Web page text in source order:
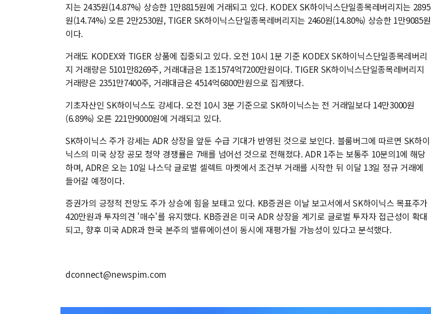
지는 2435원(14.87%) 상승한 1만8815원에 거래되고 있다. KODEX SK하이닉스단일종목레버리지는 2895
원(14.74%) 오른 2만2530원, TIGER SK하이닉스단일종목레버리지는 2460원(14.80%) 상승한 1만9085원
이다.
거래도 KODEX와 TIGER 상품에 집중되고 있다. 오전 10시 1분 기준 KODEX SK하이닉스단일종목레버리
지 거래량은 5101만8269주, 거래대금은 1조1574억7200만원이다. TIGER SK하이닉스단일종목레버리지
거래량은 2351만7400주, 거래대금은 4514억6800만원으로 집계됐다.
기초자산인 SK하이닉스도 강세다. 오전 10시 3분 기준으로 SK하이닉스는 전 거래일보다 14만3000원
(6.89%) 오른 221만9000원에 거래되고 있다.
SK하이닉스 주가 강세는 ADR 상장을 앞둔 수급 기대가 반영된 것으로 보인다. 블룸버그에 따르면 SK하이
닉스의 미국 상장 공모 청약 경쟁률은 7배를 넘어선 것으로 전해졌다. ADR 1주는 보통주 10분의1에 해당
하며, ADR은 오는 10일 나스닥 글로벌 셀렉트 마켓에서 조건부 거래를 시작한 뒤 이달 13일 정규 거래에
들어갈 예정이다.
증권가의 긍정적 전망도 주가 상승에 힘을 보태고 있다. KB증권은 이날 보고서에서 SK하이닉스 목표주가
420만원과 투자의견 '매수'를 유지했다. KB증권은 미국 ADR 상장을 계기로 글로벌 투자자 접근성이 확대
되고, 향후 미국 ADR과 한국 본주의 밸류에이션이 동시에 재평가될 가능성이 있다고 분석했다.
dconnect@newspim.com